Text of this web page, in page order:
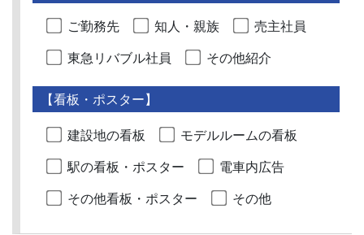
ご勤務先 知人・親族
売主社員
東急リバブル社員
その他紹介
【看板・ポスター】
建設地の看板
モデルルームの看板
駅の看板・ポスター
電車内広告
その他看板・ポスター
その他